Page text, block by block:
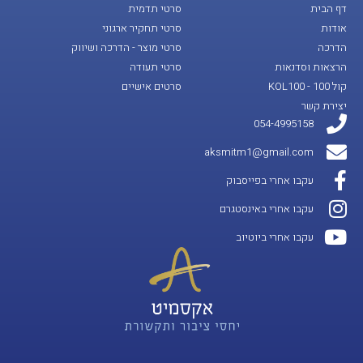
דף הבית
אודות
הדרכה
הרצאות וסדנאות
קול 100 - KOL100
יצירת קשר
סרטי תדמית
סרטי תחקיר ארגוני
סרטי מוצר - הדרכה ושיווק
סרטי תעודה
סרטים אישיים
054-4995158
aksmitm1@gmail.com
עקבו אחרי בפייסבוק
עקבו אחרי באינסטגרם
עקבו אחרי ביוטיוב